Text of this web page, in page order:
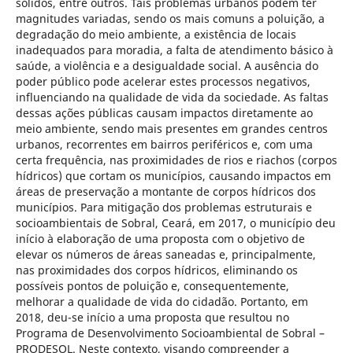
magnitudes variadas, sendo os mais comuns a poluição, a
degradação do meio ambiente, a existência de locais
inadequados para moradia, a falta de atendimento básico à
saúde, a violência e a desigualdade social. A ausência do
poder público pode acelerar estes processos negativos,
influenciando na qualidade de vida da sociedade. As faltas
dessas ações públicas causam impactos diretamente ao
meio ambiente, sendo mais presentes em grandes centros
urbanos, recorrentes em bairros periféricos e, com uma
certa frequência, nas proximidades de rios e riachos (corpos
hídricos) que cortam os municípios, causando impactos em
áreas de preservação a montante de corpos hídricos dos
municípios. Para mitigação dos problemas estruturais e
socioambientais de Sobral, Ceará, em 2017, o município deu
início à elaboração de uma proposta com o objetivo de
elevar os números de áreas saneadas e, principalmente,
nas proximidades dos corpos hídricos, eliminando os
possíveis pontos de poluição e, consequentemente,
melhorar a qualidade de vida do cidadão. Portanto, em
2018, deu-se início a uma proposta que resultou no
Programa de Desenvolvimento Socioambiental de Sobral –
PRODESOL. Neste contexto, visando compreender a